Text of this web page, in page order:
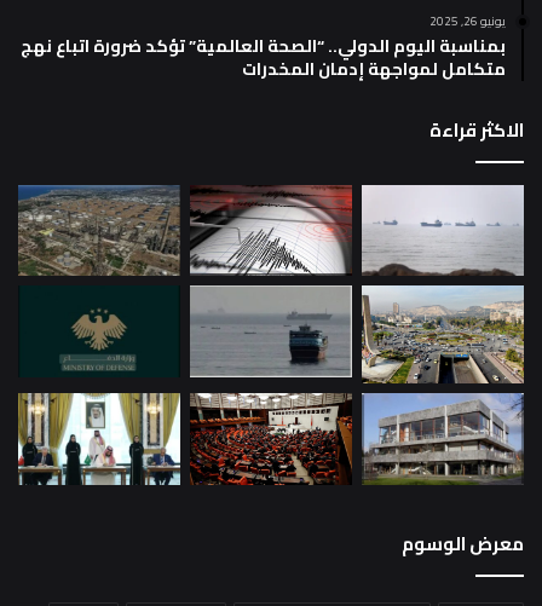
يونيو 26, 2025
بمناسبة اليوم الدولي.. “الصحة العالمية” تؤكد ضرورة اتباع نهج
متكامل لمواجهة إدمان المخدرات
الاكثر قراءة
معرض الوسوم